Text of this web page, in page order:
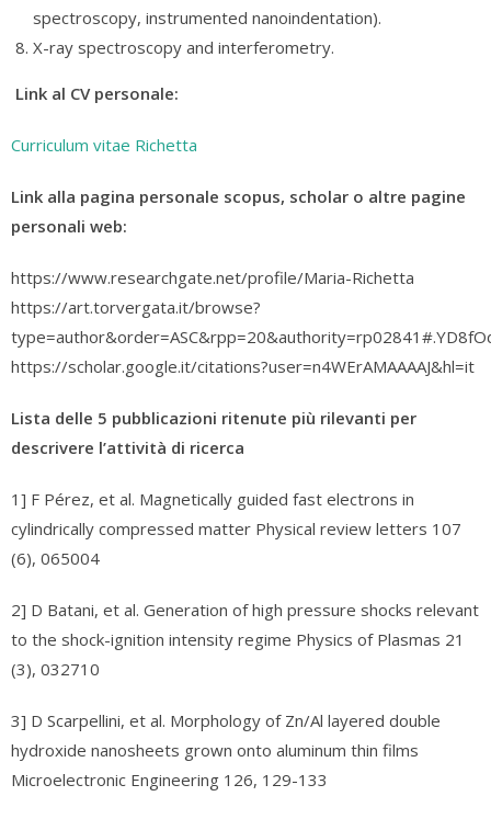
spectroscopy, instrumented nanoindentation).
X-ray spectroscopy and interferometry.
Link al CV personale:
Curriculum vitae Richetta
Link alla pagina personale scopus, scholar o altre pagine
personali web:
https://www.researchgate.net/profile/Maria-Richetta
https://art.torvergata.it/browse?
https://scholar.google.it/citations?user=n4WErAMAAAAJ&hl=it
Lista delle 5 pubblicazioni ritenute più rilevanti per
descrivere l’attività di ricerca
1] F Pérez, et al. Magnetically guided fast electrons in
cylindrically compressed matter Physical review letters 107
(6), 065004
2] D Batani, et al. Generation of high pressure shocks relevant
to the shock-ignition intensity regime Physics of Plasmas 21
(3), 032710
3] D Scarpellini, et al. Morphology of Zn/Al layered double
hydroxide nanosheets grown onto aluminum thin films
Microelectronic Engineering 126, 129-133